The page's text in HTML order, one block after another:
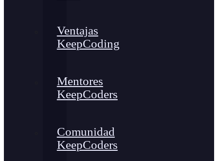
Ventajas
KeepCoding
Mentores
KeepCoders
Comunidad
KeepCoders